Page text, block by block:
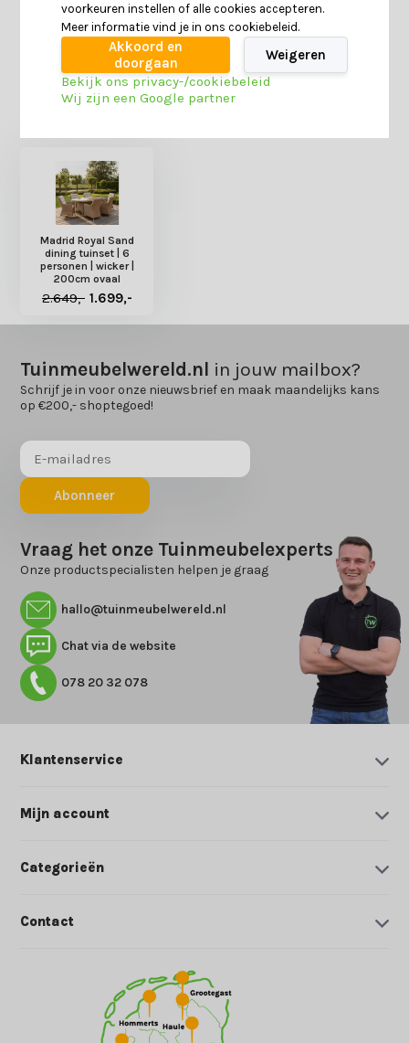
Heb je nog interesse in deze recent bekeken
Madrid Royal Sand
dining tuinset | 6
personen | wicker |
200cm ovaal
2.649,- 1.699,-
Tuinmeubelwereld.nl in jouw mailbox?
Schrijf je in voor onze nieuwsbrief en maak maandelijks kans
op €200,- shoptegoed!
Abonneer
Vraag het onze Tuinmeubelexperts
Onze productspecialisten helpen je graag
hallo@tuinmeubelwereld.nl
Chat via de website
078 20 32 078
Klantenservice
Mijn account
Categorieën
Contact
voorkeuren instellen of alle cookies accepteren.
Meer informatie vind je in ons cookiebeleid.
Akkoord en
doorgaan
Weigeren
Bekijk ons privacy-/cookiebeleid
Wij zijn een Google partner